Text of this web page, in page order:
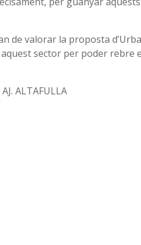
de valorar la proposta
sector per poder rebre
ALTAFULLA